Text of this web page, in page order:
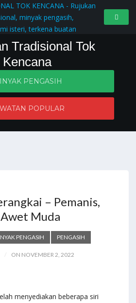
Tradisional Tok
Kencana
masalah zahir dan batin
PENGASIH
POPULAR
– Pemanis,
Muda
PENGASIH PENGASIH
ON NOVEMBER 2, 2022
menyediakan beberapa siri